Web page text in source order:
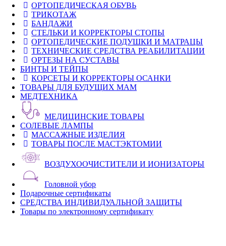
ОРТОПЕДИЧЕСКАЯ ОБУВЬ
ТРИКОТАЖ
БАНДАЖИ
СТЕЛЬКИ И КОРРЕКТОРЫ СТОПЫ
ОРТОПЕДИЧЕСКИЕ ПОДУШКИ И МАТРАЦЫ
ТЕХНИЧЕСКИЕ СРЕДСТВА РЕАБИЛИТАЦИИ
ОРТЕЗЫ НА СУСТАВЫ
БИНТЫ И ТЕЙПЫ
КОРСЕТЫ И КОРРЕКТОРЫ ОСАНКИ
ТОВАРЫ ДЛЯ БУДУЩИХ МАМ
МЕДТЕХНИКА
МЕДИЦИНСКИЕ ТОВАРЫ
СОЛЕВЫЕ ЛАМПЫ
МАССАЖНЫЕ ИЗДЕЛИЯ
ТОВАРЫ ПОСЛЕ МАСТЭКТОМИИ
ВОЗДУХООЧИСТИТЕЛИ И ИОНИЗАТОРЫ
Головной убор
Подарочные сертификаты
СРЕДСТВА ИНДИВИДУАЛЬНОЙ ЗАЩИТЫ
Товары по электронному сертификату